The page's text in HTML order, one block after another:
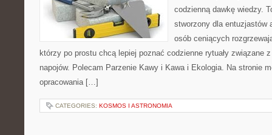
codzienną dawkę wiedzy.
stworzony dla entuzjastów
osób ceniących
którzy po prostu chcą lepiej poznać codzienne rytuały związane
napojów. Polecam Parzenie Kawy i Kawa i Ekologia. Na stronie
opracowania […]
CATEGORIES: KOSMOS I ASTRONOMIA